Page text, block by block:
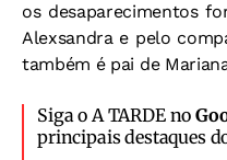
os desaparecimentos
Alexsandra e pelo
também é pai de
Siga o A TARDE no
principais destaques